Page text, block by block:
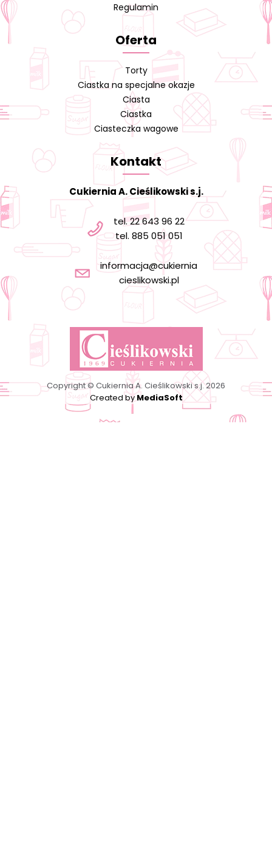
Regulamin
Oferta
Torty
Ciastka na specjalne okazje
Ciasta
Ciastka
Ciasteczka wagowe
Kontakt
Cukiernia A. Cieślikowski s.j.
tel. 22 643 96 22
tel. 885 051 051
informacja@cukiernia
cieslikowski.pl
Copyright © Cukiernia A. Cieślikowski s.j. 2026
Created byMediaSoft